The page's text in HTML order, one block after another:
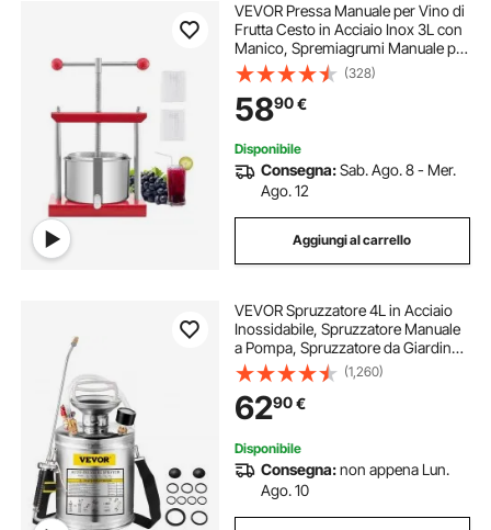
VEVOR Pressa Manuale per Vino di
Frutta Cesto in Acciaio Inox 3L con
Manico, Spremiagrumi Manuale per
Bevande Alcoliche Pressa per
Sidro, Mela, Uva, Tintura, Miele,
Olio d'Oliva Cucina, Casa
(328)
5890€
Disponibile
Consegna:Sab. Ago. 8 - Mer.
Ago. 12
Aggiungi al carrello
VEVOR Spruzzatore 4L in Acciaio
Inossidabile, Spruzzatore Manuale
a Pompa, Spruzzatore da Giardino
Rinforzato a Pressione da 3,3
Pollici, Spruzzatore per
Giardinaggio Domestico e Pulizia
del Terreno
(1,260)
6290€
Disponibile
Consegna:non appena Lun.
Ago. 10